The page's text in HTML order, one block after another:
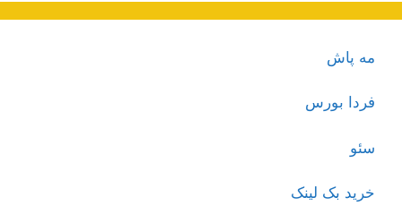
مه پاش
فردا بورس
سئو
خرید بک لینک